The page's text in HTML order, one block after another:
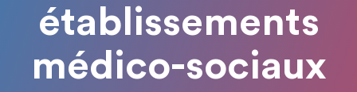
établissements
médico-sociaux